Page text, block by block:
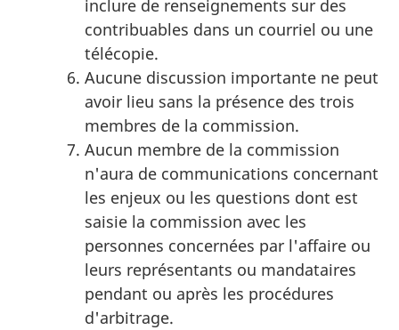
inclure de renseignements sur des
contribuables dans un courriel ou une
télécopie.
Aucune discussion importante ne peut
avoir lieu sans la présence des trois
membres de la commission.
Aucun membre de la commission
n'aura de communications concernant
les enjeux ou les questions dont est
saisie la commission avec les
personnes concernées par l'affaire ou
leurs représentants ou mandataires
pendant ou après les procédures
d'arbitrage.